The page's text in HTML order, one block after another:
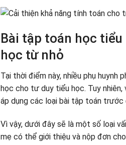
Bài tập toán học
học từ nhỏ
Tại thời điểm này, nhiều phụ
học cho tư duy tiểu học. Tuy
áp dụng các loại bài tập toán trước
Vì vậy, dưới đây sẽ là một số loại
mẹ có thể giới thiệu và nộp đơn